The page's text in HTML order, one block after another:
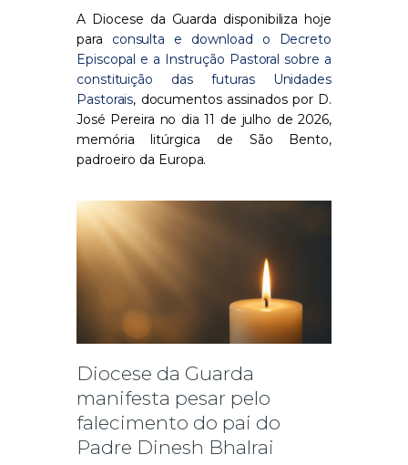
A Diocese da Guarda disponibiliza hoje
para consulta e download o Decreto
Episcopal e a Instrução Pastoral sobre a
constituição das futuras Unidades
Pastorais, documentos assinados por D.
José Pereira no dia 11 de julho de 2026,
memória litúrgica de São Bento,
padroeiro da Europa.
Diocese da Guarda
manifesta pesar pelo
falecimento do pai do
Padre Dinesh Bhalrai